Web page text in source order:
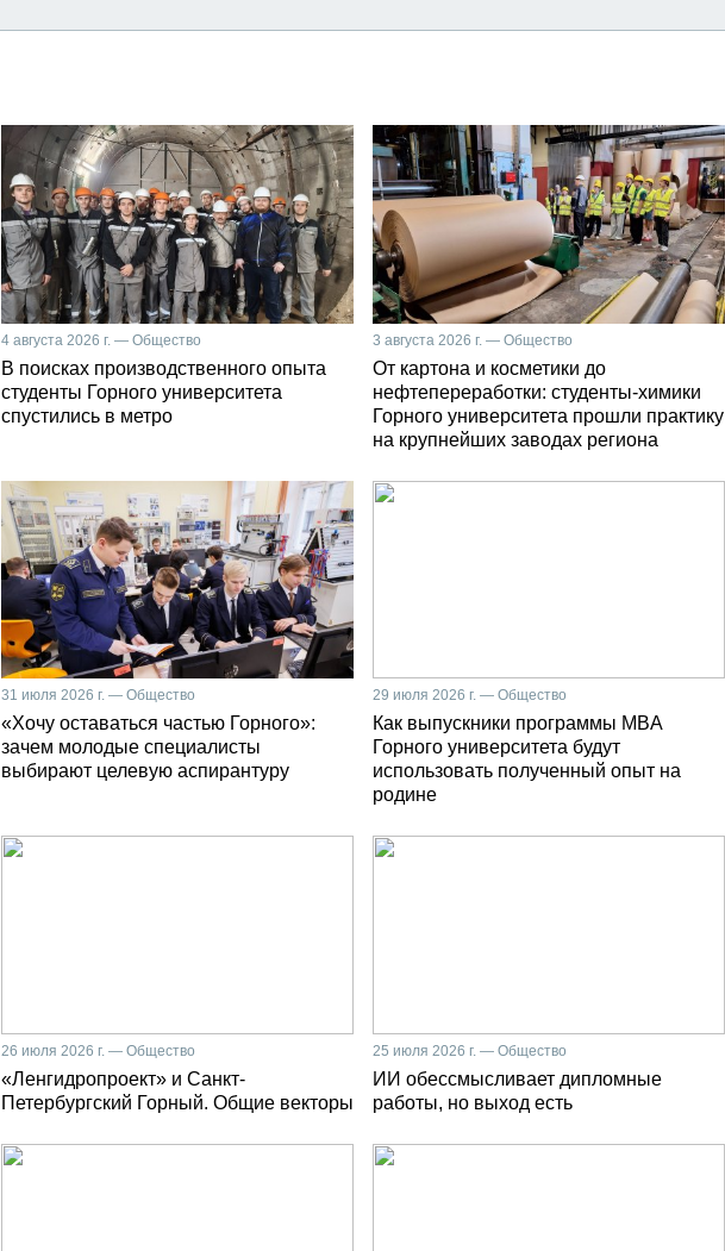
4 августа 2026 г. — Общество
В поисках производственного опыта
студенты Горного университета
спустились в метро
3 августа 2026 г. — Общество
От картона и косметики до
нефтепереработки: студенты-химики
Горного университета прошли практику
на крупнейших заводах региона
31 июля 2026 г. — Общество
«Хочу оставаться частью Горного»:
зачем молодые специалисты
выбирают целевую аспирантуру
29 июля 2026 г. — Общество
Как выпускники программы MBA
Горного университета будут
использовать полученный опыт на
родине
26 июля 2026 г. — Общество
«Ленгидропроект» и Санкт-
Петербургский Горный. Общие векторы
25 июля 2026 г. — Общество
ИИ обессмысливает дипломные
работы, но выход есть